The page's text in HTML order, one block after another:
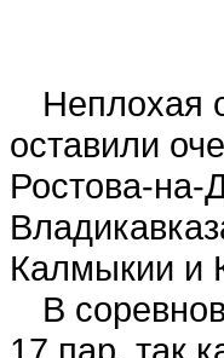
Неплохая
оставили
Ростова-
Калмыкии и
В
17 пар, так